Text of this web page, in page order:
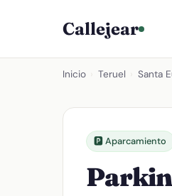
Callejear
Inicio Teruel Santa
🅿️ Aparcamiento